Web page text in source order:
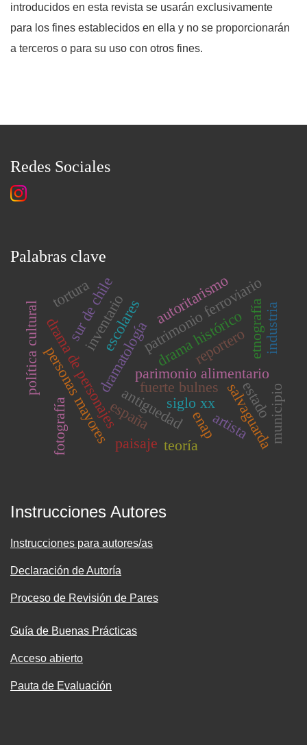
introducidos en esta revista se usarán exclusivamente
para los fines establecidos en ella y no se proporcionarán
a terceros o para su uso con otros fines.
Redes Sociales
Palabras clave
escolares
parimonio alimentario
patrimonio ferroviario
dramatología
drama de personajes drama histórico
fuerte bulnes
personas mayores salvaguarda
antiguedad
inventario
estado
autoritarismo
política cultural
fotografía siglo xx
españa
etnografía
paisaje
enap
sur de chile
reportero
tortura
teoría
municipio
industria
artista
Instrucciones Autores
Instrucciones para autores/as
Declaración de Autoría
Proceso de Revisión de Pares
Guía de Buenas Prácticas
Acceso abierto
Pauta de Evaluación